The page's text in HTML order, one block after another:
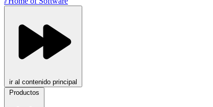
ir al contenido principal
Productos